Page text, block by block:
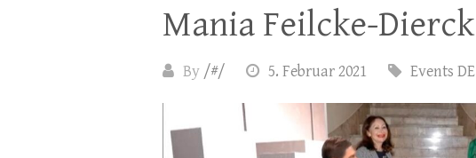
Mania Feilcke-Dierck
By /#/ 5. Februar 2021 Events DE